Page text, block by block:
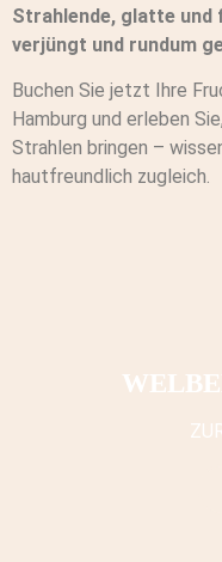
Strahlende, glatte
verjüngt und rundum
Buchen Sie jetzt Ihre
Hamburg und erleben
Strahlen bringen –
hautfreundlich zugleich.